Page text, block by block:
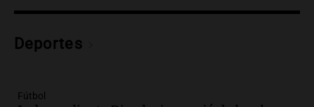
Audio.Preparativos finales para la gran
Bulaya este sábado
Audio.
Deportes
Fútbol